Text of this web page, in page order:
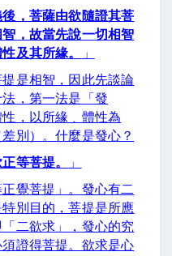
，菩薩由欲隨證其菩
，故當先說一切相智
及其所緣。
」
是相智，因此先談論
法，第一法是「發
，以所緣﹑體性為
別）。什麼是發心？
等菩提。
」
覺菩提」。發心有二
別目的，菩提是所應
二欲求」，發心的究
證得菩提。欲求是心